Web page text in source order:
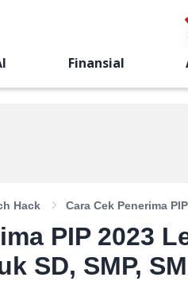
Finansial
Hack Cara Cek Penerima
PIP 2023
SD, SMP,